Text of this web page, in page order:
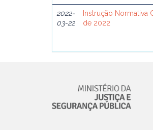
2022-
03-22
Instrução Normativa
de 2022